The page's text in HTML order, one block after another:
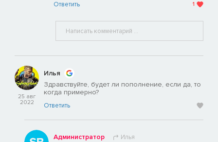
Ответить 1
25 авг
2022
Илья
Здравствуйте, будет ли пополнение, если да, то
когда примерно?
Ответить
Администратор Илья